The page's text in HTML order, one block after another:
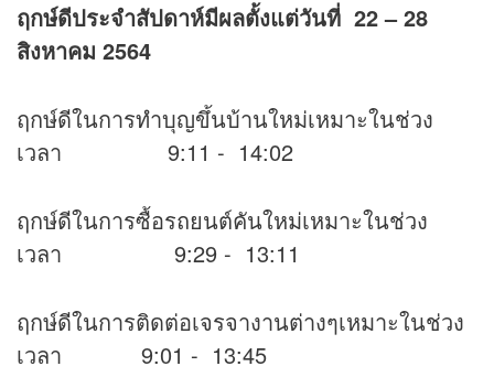
ฤกษ์ดีประจำสัปดาห์มีผลตั้งแต่วันที่ 22 – 28
สิงหาคม 2564
ฤกษ์ดีในการทำบุญขึ้นบ้านใหม่เหมาะในช่วง
เวลา 9:11 - 14:02
ฤกษ์ดีในการซื้อรถยนต์คันใหม่เหมาะในช่วง
เวลา 9:29 - 13:11
ฤกษ์ดีในการติดต่อเจรจางานต่างๆเหมาะในช่วง
เวลา 9:01 - 13:45